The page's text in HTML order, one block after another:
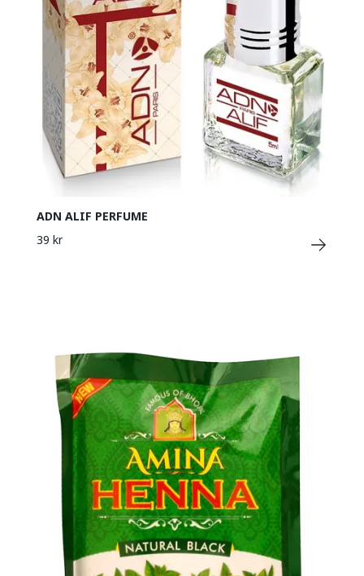
ADN ALIF PERFUME
39 kr